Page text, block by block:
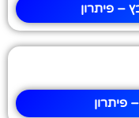
– פיתרון